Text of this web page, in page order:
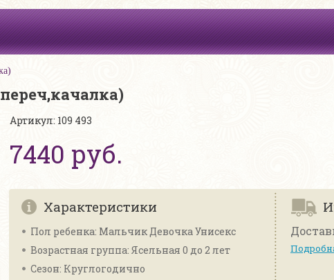
Артикул: 109 493
7440 руб.
Характеристики
Пол ребенка: Мальчик Девочка Унисекс
Возрастная группа: Ясельная 0 до 2 лет
Сезон: Круглогодично